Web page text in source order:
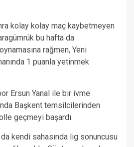
kolay kolay maç kaybetmeyen
bu hafta da
rağmen, Yeni
1 puanla yetinmek
Ersun Yanal ile bir ivme
Başkent temsilcilerinden
geçmeyi başardı.
kendi sahasında lig sonuncusu